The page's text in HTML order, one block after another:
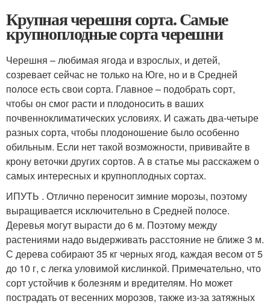
Крупная черешня сорта. Самые
крупноплодные сорта черешни
Черешня – любимая ягода и взрослых, и детей,
созревает сейчас не только на Юге, но и в Средней
полосе есть свои сорта. Главное – подобрать сорт,
чтобы он смог расти и плодоносить в ваших
почвенноклиматических условиях. И сажать два-четыре
разных сорта, чтобы плодоношение было особенно
обильным. Если нет такой возможности, прививайте в
крону веточки других сортов. А в статье мы расскажем о
самых интересных и крупноплодных сортах.
ИПУТЬ . Отлично переносит зимние морозы, поэтому
выращивается исключительно в Средней полосе.
Деревья могут вырасти до 6 м. Поэтому между
растениями надо выдерживать расстояние не ближе 3 м.
С дерева собирают 35 кг черных ягод, каждая весом от 5
до 10 г, с легка уловимой кислинкой. Примечательно, что
сорт устойчив к болезням и вредителям. Но может
пострадать от весенних морозов, также из-за затяжных